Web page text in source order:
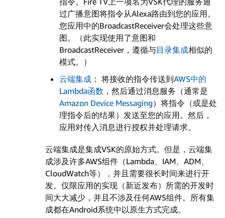
过广播意图将指令从Alexa路由到您的应用。
您应用中的BroadcastReceiver会处理这些意
图。（此实现使用了意图和
BroadcastReceiver，遵循与目录集成相似的
模式。）
云端集成 ： 将接收的指令传送到AWS中的
Lambda函数 ，然后通过消息服务（通常是
Amazon Device Messaging）将指令（或是处
理指令后的结果）发送至您的应用。然后，
应用对传入消息进行授权并处理请求。
云端集成是集成VSK的原始方式。但是，云端集
成涉及许多AWS组件（Lambda、IAM、ADM、
CloudWatch等），并且需要很长时间来进行开
发。仅限应用的实现（新近发布）所需的开发时
间大大减少，并且不涉及任何AWS组件。所有集
成都在Android系统中以原生方式完成。